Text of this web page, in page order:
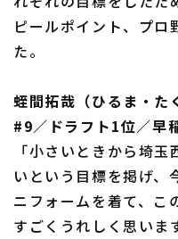
利用規約
ピールポイント、プロ
た。
蛭間拓哉（ひるま・た
#9／ドラフト1位／早
「小さいときから埼
いという目標を掲げ、
ニフォームを着て、こ
すごくうれしく思いま